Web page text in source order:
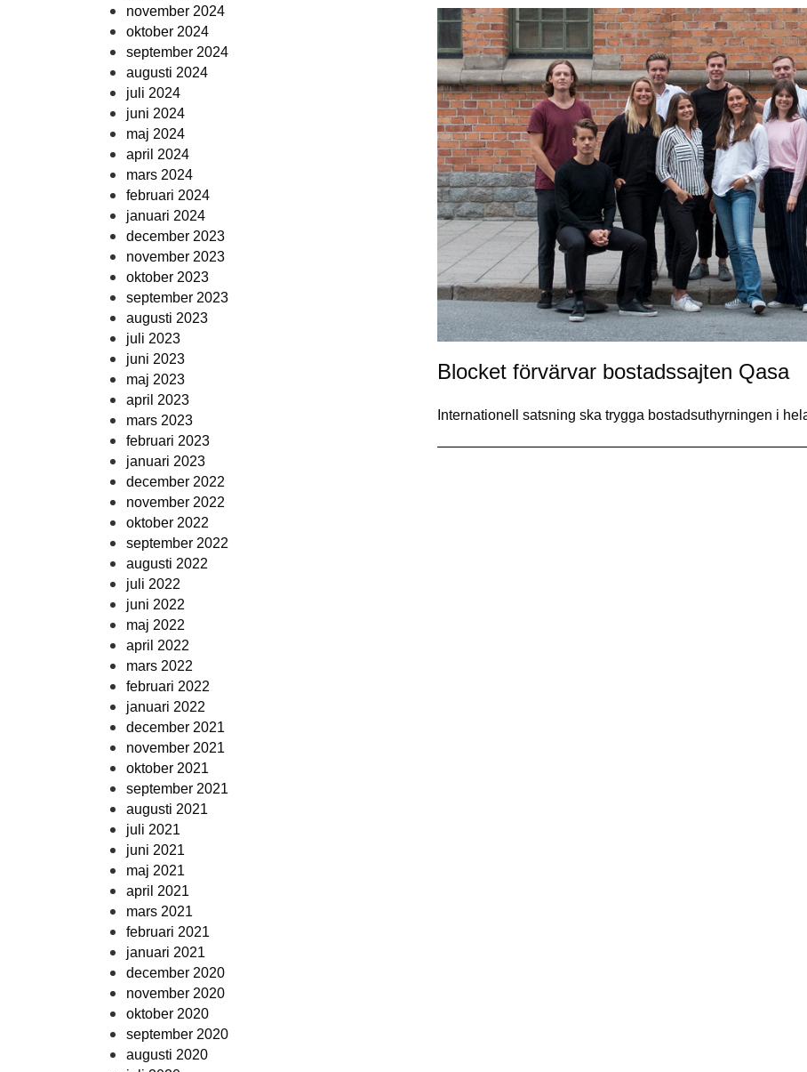
november 2024
oktober 2024
september 2024
augusti 2024
juli 2024
juni 2024
maj 2024
april 2024
mars 2024
februari 2024
januari 2024
december 2023
november 2023
oktober 2023
september 2023
augusti 2023
juli 2023
juni 2023
maj 2023
april 2023
mars 2023
februari 2023
januari 2023
december 2022
november 2022
oktober 2022
september 2022
augusti 2022
juli 2022
juni 2022
maj 2022
april 2022
mars 2022
februari 2022
januari 2022
december 2021
november 2021
oktober 2021
september 2021
augusti 2021
juli 2021
juni 2021
maj 2021
april 2021
mars 2021
februari 2021
januari 2021
december 2020
november 2020
oktober 2020
september 2020
augusti 2020
Blocket förvärvar bostadssajten Qasa
Internationell satsning ska trygga bostadsuthyrningen i